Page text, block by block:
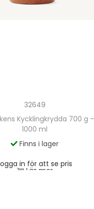
32649
Kycklingkrydda 700 g –
1000 ml
Finns i lager
in för att se pris
Läs mer